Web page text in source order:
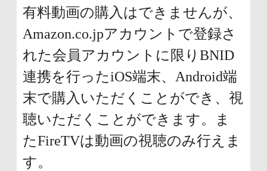
有料動画の購入はできませんが、
Amazon.co.jpアカウントで登録さ
れた会員アカウントに限りBNID
連携を行ったiOS端末、Android端
末で購入いただくことができ、視
聴いただくことができます。ま
たFireTVは動画の視聴のみ行えま
す。